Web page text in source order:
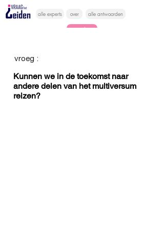
alle experts over alle antwoorden
vragen lessen
vroeg :
Kunnen we in de toekomst naar
andere delen van het multiversum
reizen?